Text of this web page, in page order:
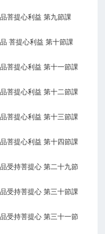
菩提心利益 第九節課
菩提心利益 第十節課
菩提心利益 第十一節課
菩提心利益 第十二節課
菩提心利益 第十三節課
菩提心利益 第十四節課
受持菩提心 第二十九節
受持菩提心 第三十節課
受持菩提心 第三十一節